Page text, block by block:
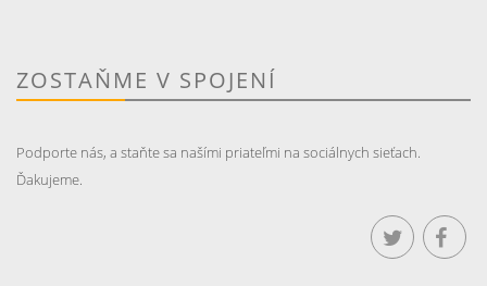
ZOSTAŇME V SPOJENÍ
Podporte nás, a staňte sa našími priateľmi na sociálnych sieťach.
Ďakujeme.